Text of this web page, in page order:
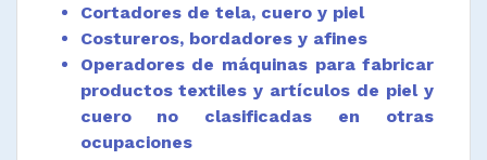
lubricación de la máquina.
Desempeñar funciones afines.
Cortadores de tela, cuero y piel
Costureros, bordadores y afines
Operadores de máquinas para fabricar
productos textiles y artículos de piel y
cuero no clasificadas en otras
ocupaciones